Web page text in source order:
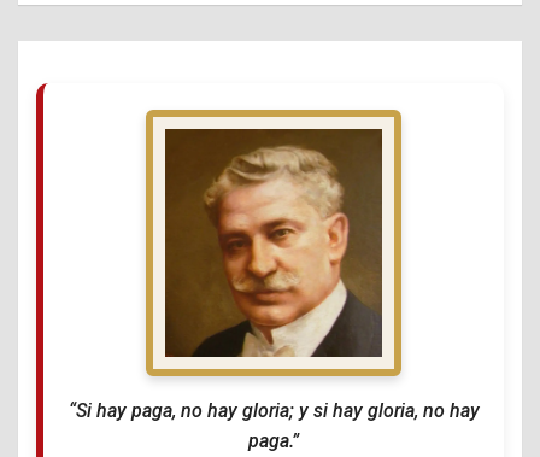
“Si hay paga, no hay gloria; y si hay gloria, no hay
paga.”